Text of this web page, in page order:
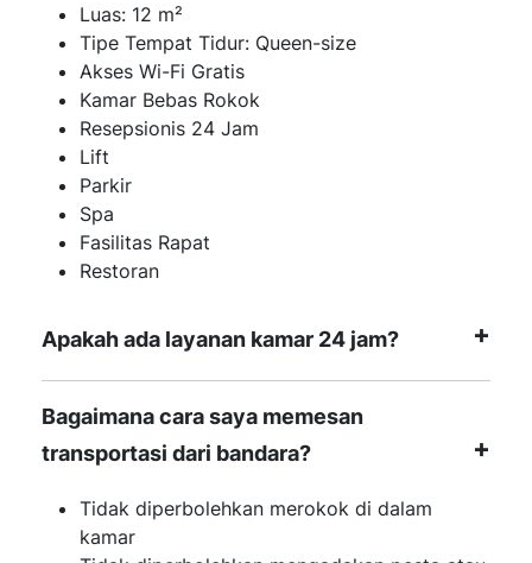
Luas: 12 m²
Tipe Tempat Tidur: Queen-size
Akses Wi-Fi Gratis
Kamar Bebas Rokok
Resepsionis 24 Jam
Lift
Parkir
Spa
Fasilitas Rapat
Restoran
Apakah ada layanan kamar 24 jam?
Bagaimana cara saya memesan
transportasi dari bandara?
Tidak diperbolehkan merokok di dalam
kamar